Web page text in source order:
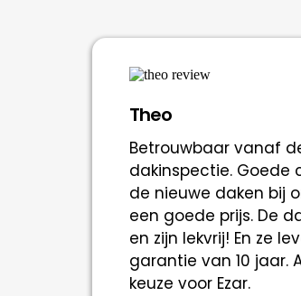
Theo
Betrouwbaar vanaf
dakinspectie. Goede
de nieuwe daken bij
een goede prijs. De
en zijn lekvrij! En ze
garantie van 10 jaar.
keuze voor Ezar.